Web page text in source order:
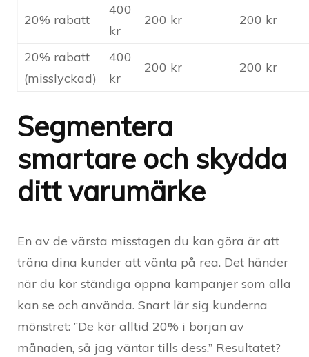
20% rabatt
400
kr
200 kr 200 kr
20% rabatt
(misslyckad)
400
kr
200 kr 200 kr
Segmentera
smartare och skydda
ditt varumärke
En av de värsta misstagen du kan göra är att
träna dina kunder att vänta på rea. Det händer
när du kör ständiga öppna kampanjer som alla
kan se och använda. Snart lär sig kunderna
mönstret: ”De kör alltid 20% i början av
månaden, så jag väntar tills dess.” Resultatet?